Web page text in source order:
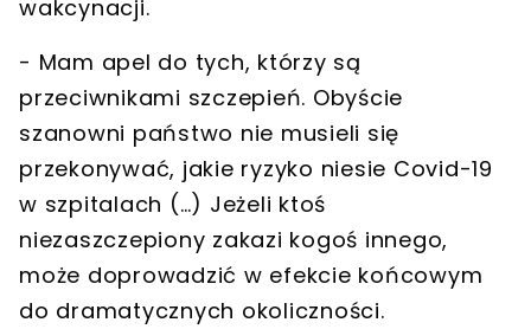
wakcynacji.
- Mam apel do tych, którzy są
przeciwnikami szczepień. Obyście
szanowni państwo nie musieli się
przekonywać, jakie ryzyko niesie Covid-19
w szpitalach (…) Jeżeli ktoś
niezaszczepiony zakazi kogoś innego,
może doprowadzić w efekcie końcowym
do dramatycznych okoliczności.